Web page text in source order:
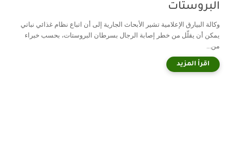
البروستات
وكالة البيارق الإعلامية تشير الأبحاث الجارية إلى أن اتباع نظام غذائي نباتي
يمكن أن يقلّل من خطر إصابة الرجال بسرطان البروستات، بحسب خبراء
من...